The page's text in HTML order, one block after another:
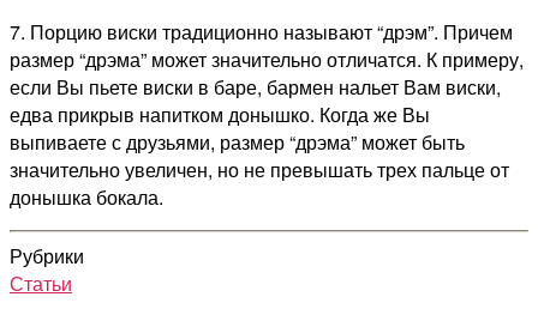
7. Порцию виски традиционно называют “дрэм”. Причем
размер “дрэма” может значительно отличатся. К примеру,
если Вы пьете виски в баре, бармен нальет Вам виски,
едва прикрыв напитком донышко. Когда же Вы
выпиваете с друзьями, размер “дрэма” может быть
значительно увеличен, но не превышать трех пальце от
донышка бокала.
Рубрики
Статьи